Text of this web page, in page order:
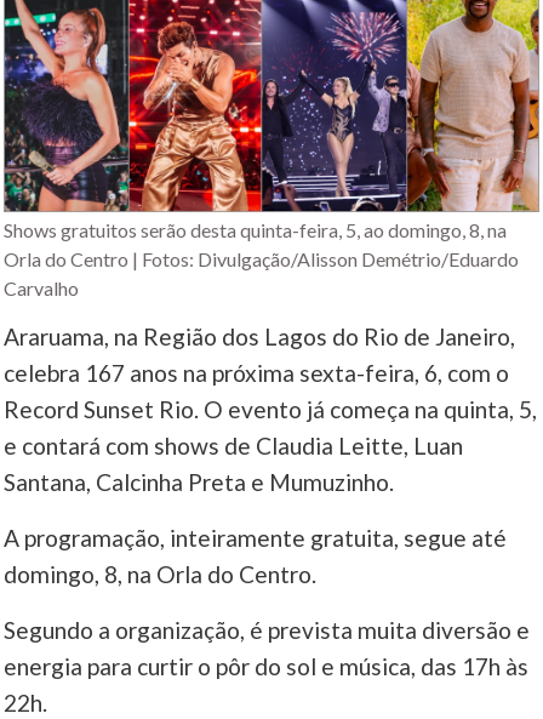
Shows gratuitos serão desta quinta-feira, 5, ao domingo, 8, na
Orla do Centro | Fotos: Divulgação/Alisson Demétrio/Eduardo
Carvalho
Araruama, na Região dos Lagos do Rio de Janeiro,
celebra 167 anos na próxima sexta-feira, 6, com o
Record Sunset Rio. O evento já começa na quinta, 5,
e contará com shows de Claudia Leitte, Luan
Santana, Calcinha Preta e Mumuzinho.
A programação, inteiramente gratuita, segue até
domingo, 8, na Orla do Centro.
Segundo a organização, é prevista muita diversão e
energia para curtir o pôr do sol e música, das 17h às
22h.